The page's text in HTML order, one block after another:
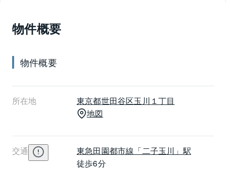
物件概要
物件概要
所在地 東京都世田谷区玉川１丁目
地図
交通 東急田園都市線 「二子玉川」駅
徒歩6分